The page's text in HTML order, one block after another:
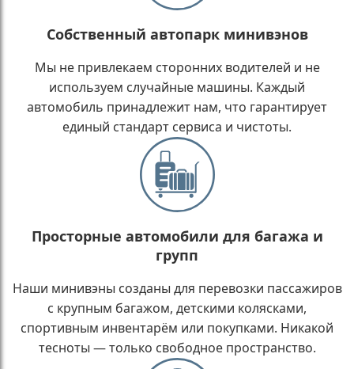
Собственный автопарк минивэнов
Мы не привлекаем сторонних водителей и не
используем случайные машины. Каждый
автомобиль принадлежит нам, что гарантирует
единый стандарт сервиса и чистоты.
Просторные автомобили для багажа и
групп
Наши минивэны созданы для перевозки пассажиров
с крупным багажом, детскими колясками,
спортивным инвентарём или покупками. Никакой
тесноты — только свободное пространство.